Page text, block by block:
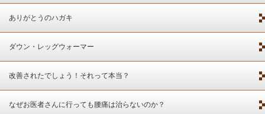
ありがとうのハガキ
ダウン・レッグウォーマー
改善されたでしょう！それって本当？
なぜお医者さんに行っても腰痛は治らないのか？